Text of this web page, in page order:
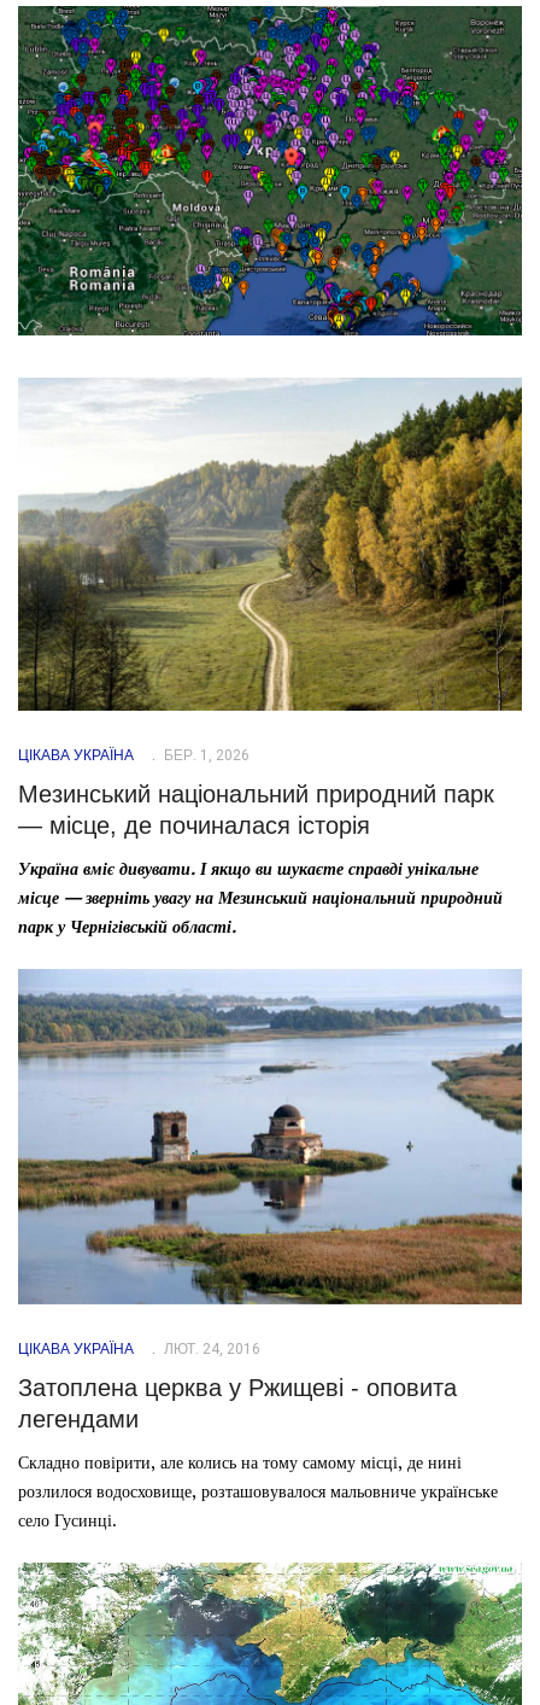
ЦІКАВА УКРАЇНА БЕР. 1, 2026
Мезинський національний природний парк
— місце, де починалася історія
Україна вміє дивувати. І якщо ви шукаєте справді унікальне
місце — зверніть увагу на Мезинський національний природний
парк у Чернігівській області.
ЦІКАВА УКРАЇНА ЛЮТ. 24, 2016
Затоплена церква у Ржищеві - оповита
легендами
Складно повірити, але колись на тому самому місці, де нині
розлилося водосховище, розташовувалося мальовниче українське
село Гусинці.